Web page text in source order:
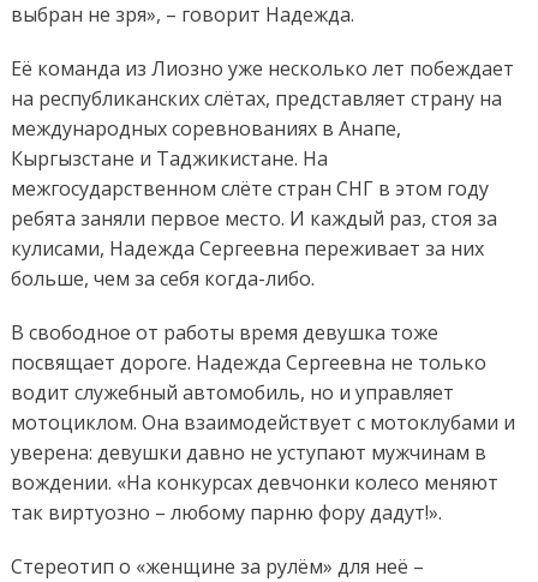
выбран не зря», – говорит Надежда.
Её команда из Лиозно уже несколько лет побеждает
на республиканских слётах, представляет страну на
международных соревнованиях в Анапе,
Кыргызстане и Таджикистане. На
межгосударственном слёте стран СНГ в этом году
ребята заняли первое место. И каждый раз, стоя за
кулисами, Надежда Сергеевна переживает за них
больше, чем за себя когда-либо.
В свободное от работы время девушка тоже
посвящает дороге. Надежда Сергеевна не только
водит служебный автомобиль, но и управляет
мотоциклом. Она взаимодействует с мотоклубами и
уверена: девушки давно не уступают мужчинам в
вождении. «На конкурсах девчонки колесо меняют
так виртуозно – любому парню фору дадут!».
Стереотип о «женщине за рулём» для неё –